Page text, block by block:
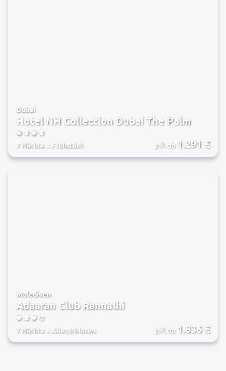
Dubai
Hotel NH Collection Dubai The Palm
7 Nächte+ Frühstück p.P. ab 1.291 €
Malediven
Adaaran Club Rannalhi
7 Nächte+ Alles Inklusive p.P. ab 1.836€